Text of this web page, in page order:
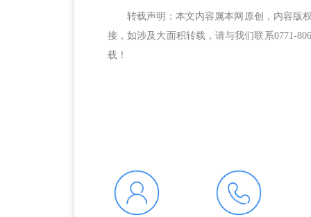
转载声明：本文内容属本网原创，内容版
接，如涉及大面积转载，请与我们联系0771-
载！